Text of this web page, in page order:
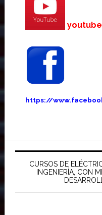
https://
Barra
lateral
principal
CURSOS DE
INGENIERÍA, CON